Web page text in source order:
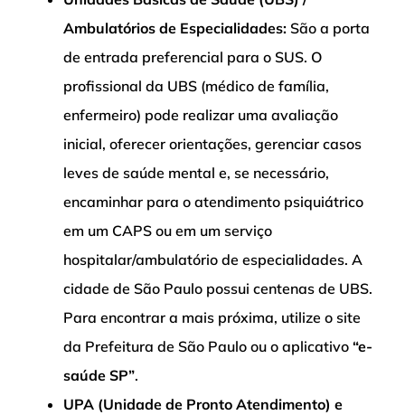
Ambulatórios de Especialidades: São a porta
de entrada preferencial para o SUS. O
profissional da UBS (médico de família,
enfermeiro) pode realizar uma avaliação
inicial, oferecer orientações, gerenciar casos
leves de saúde mental e, se necessário,
encaminhar para o atendimento psiquiátrico
em um CAPS ou em um serviço
hospitalar/ambulatório de especialidades. A
cidade de São Paulo possui centenas de UBS.
Para encontrar a mais próxima, utilize o site
da Prefeitura de São Paulo ou o aplicativo “e-
saúde SP”.
UPA (Unidade de Pronto Atendimento) e